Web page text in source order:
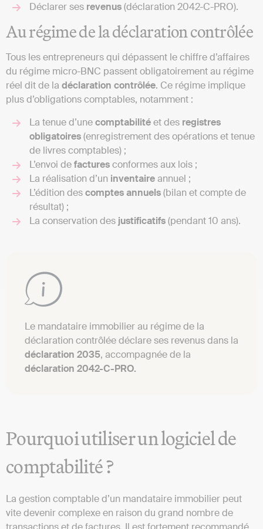
Déclarer ses revenus(déclaration 2042-C-PRO).
Au régime de la déclaration contrôlée
Tous les entrepreneurs qui dépassent le chiffre d’affaires
du régime micro-BNC passent obligatoirement au régime
réel dit de la déclaration contrôlée. Ce régime implique
plus d’obligations comptables, notamment :
La tenue d’unecomptabilitéet des registres
obligatoires(enregistrement des opérations et tenue
de livres comptables) ;
L’envoi defacturesconformes aux lois ;
La réalisation d’un inventaireannuel ;
L’édition descomptes annuels(bilan et compte de
résultat) ;
La conservation des justificatifs(pendant 10 ans).
Le mandataire immobilier au régime de la
déclaration contrôlée déclare ses revenus dans la
déclaration 2035, accompagnée de la
déclaration 2042-C-PRO.
Pourquoi utiliser un logiciel de
comptabilité ?
La gestion comptable d’un mandataire immobilier peut
vite devenir complexe en raison du grand nombre de